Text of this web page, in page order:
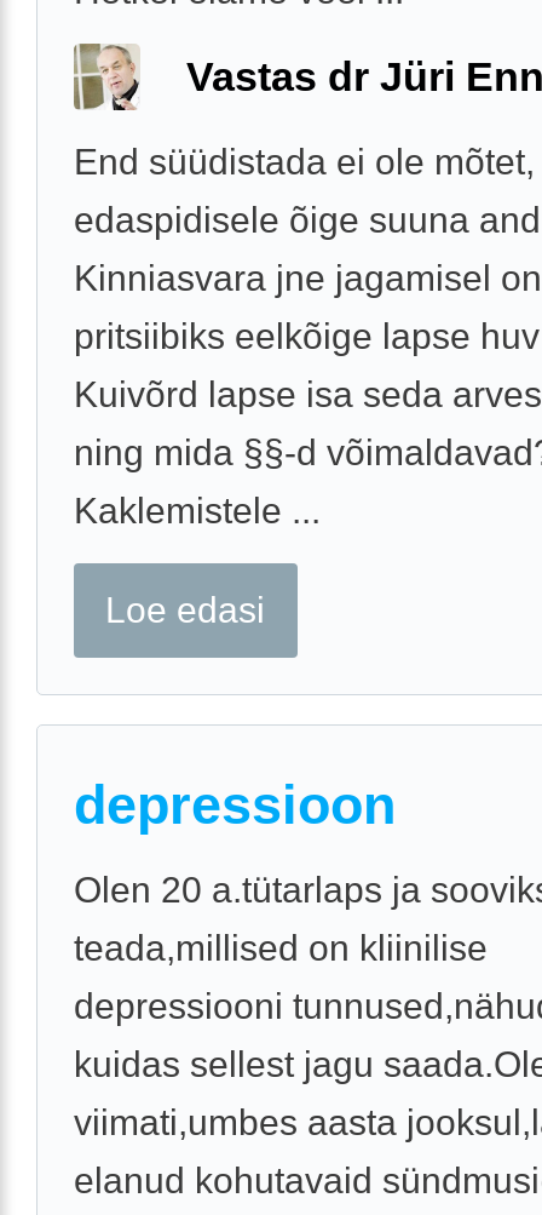
Vastas dr Jüri
End süüdistada ei ole
edaspidisele õige suuna
Kinniasvara jne jagamisel on
pritsiibiks eelkõige lapse
Kuivõrd lapse isa seda
ning mida §§-d
Kaklemistele ...
Loe edasi
depressioon
Olen 20 a.tütarlaps ja
teada,millised on kliinilise
depressiooni
kuidas sellest jagu
viimati,umbes aasta
elanud kohutavaid